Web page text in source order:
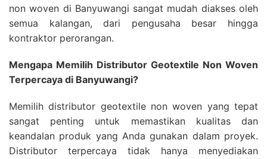
non woven di Banyuwangi sangat mudah diakses oleh
semua kalangan, dari pengusaha besar hingga
kontraktor perorangan.
Mengapa Memilih Distributor Geotextile Non Woven
Terpercaya di Banyuwangi?
Memilih distributor geotextile non woven yang tepat
sangat penting untuk memastikan kualitas dan
keandalan produk yang Anda gunakan dalam proyek.
Distributor terpercaya tidak hanya menyediakan